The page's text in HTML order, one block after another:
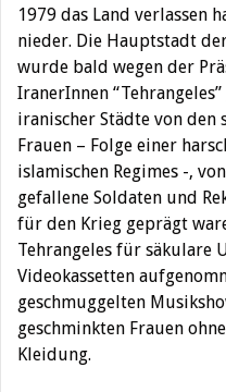
1979 das Land verlassen
nieder. Die Hauptstadt
wurde bald wegen der
IranerInnen
iranischer Städte von den
Frauen – Folge einer
islamischen Regimes -,
gefallene Soldaten und
für den Krieg geprägt
Tehrangeles für säkulare
Videokassetten
geschmuggelten
geschminkten Frauen
Kleidung.